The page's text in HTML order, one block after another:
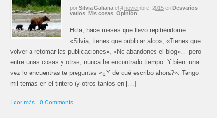
por Silvia Galiana el 4 noviembre, 2015 en Desvaríos
varios ,Mis cosas ,Opinión
Hola, hace meses que llevo repitiéndome
«Silvia, tienes que publicar algo», «Tienes que
volver a retomar las publicaciones», «No abandones el blog»… pero
entre unas cosas y otras, nunca he encontrado tiempo. Y bien, una
vez lo encuentras te preguntas «¿Y de qué escribo ahora?». Tengo
mil temas en el tintero (y otros tantos en […]
Leer más ·0 Comments